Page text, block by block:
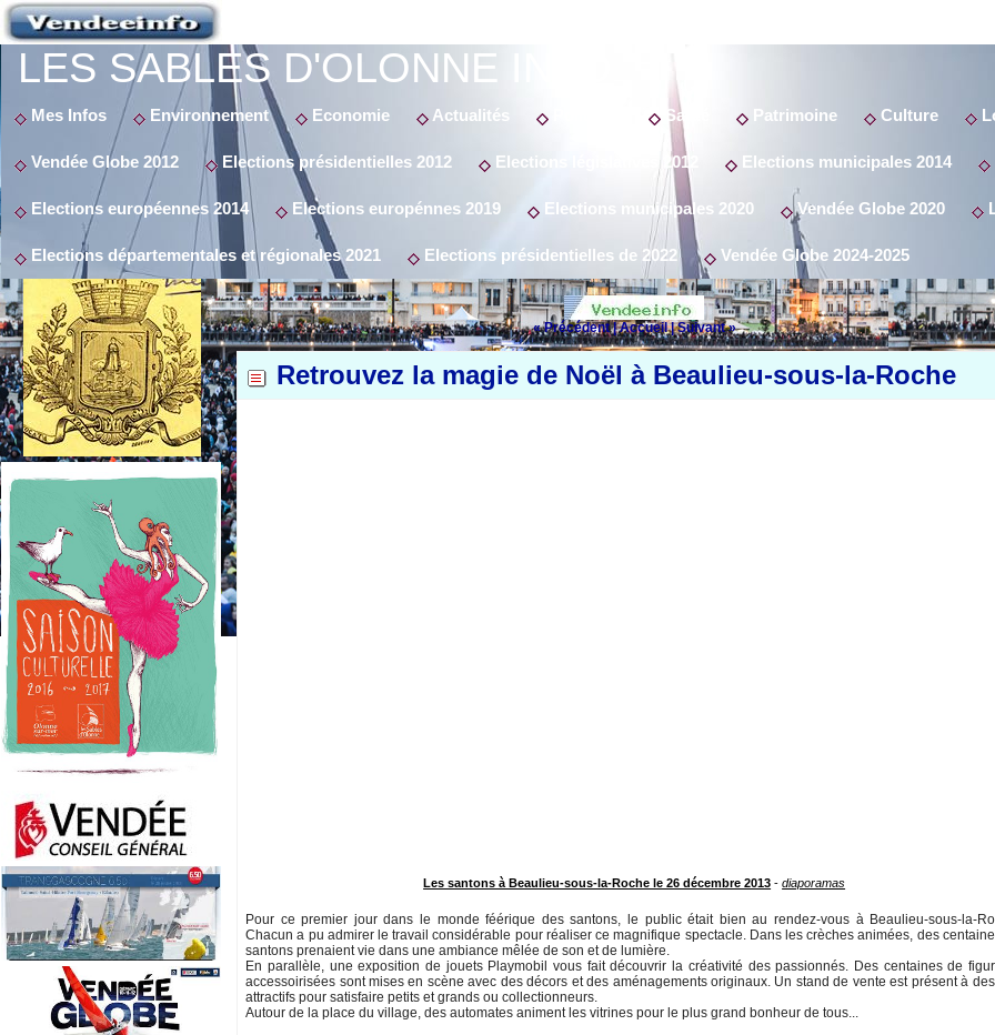
LES SABLES D'OLONNE INFO
Mes Infos Environnement Economie Actualités Santé Patrimoine Culture
Vendée Globe 2012 Elections présidentielles 2012 Elections législatives 2012 Elections municipales 2014
Elections européennes 2014 Elections europénnes 2019 Elections municipales 2020 Vendée Globe 2020
Elections départementales et régionales 2021 Elections présidentielles de 2022 Vendée Globe 2024-2025
« Précédent |Accueil |Suivant »
Retrouvez la magie de Noël à Beaulieu-sous-la-Roche
Les santons à Beaulieu-sous-la-Roche le 26 décembre 2013 -diaporamas
Pour ce premier jour dans le monde féérique des santons, le public était bien au rendez-vous à Beaulieu-sous-la-
Chacun a pu admirer le travail considérable pour réaliser ce magnifique spectacle. Dans les crèches animées, des
santons prenaient vie dans une ambiance mêlée de son et de lumière.
En parallèle, une exposition de jouets Playmobil vous fait découvrir la créativité des passionnés. Des centaines de
accessoirisées sont mises en scène avec des décors et des aménagements originaux. Un stand de vente est présent à
attractifs pour satisfaire petits et grands ou collectionneurs.
Autour de la place du village, des automates animent les vitrines pour le plus grand bonheur de tous...